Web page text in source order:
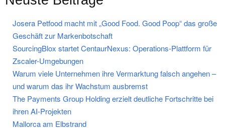
Josera Petfood macht mit „Good Food. Good Poop“ das große
Geschäft zur Markenbotschaft
SourcingBlox startet CentaurNexus: Operations-Plattform für
Zscaler-Umgebungen
Warum viele Unternehmen ihre Vermarktung falsch angehen –
und warum das ihr Wachstum ausbremst
The Payments Group Holding erzielt deutliche Fortschritte bei
ihren AI-Projekten
Mallorca am Elbstrand